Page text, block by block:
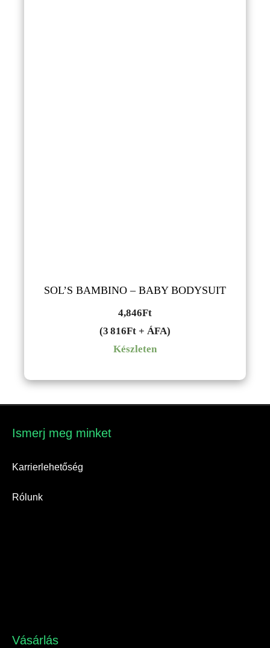
SOL’S BAMBINO – BABY BODYSUIT
4,846Ft
(3 816Ft + ÁFA)
Készleten
Ismerj meg minket​
Karrierlehetőség
Rólunk
Vásárlás​